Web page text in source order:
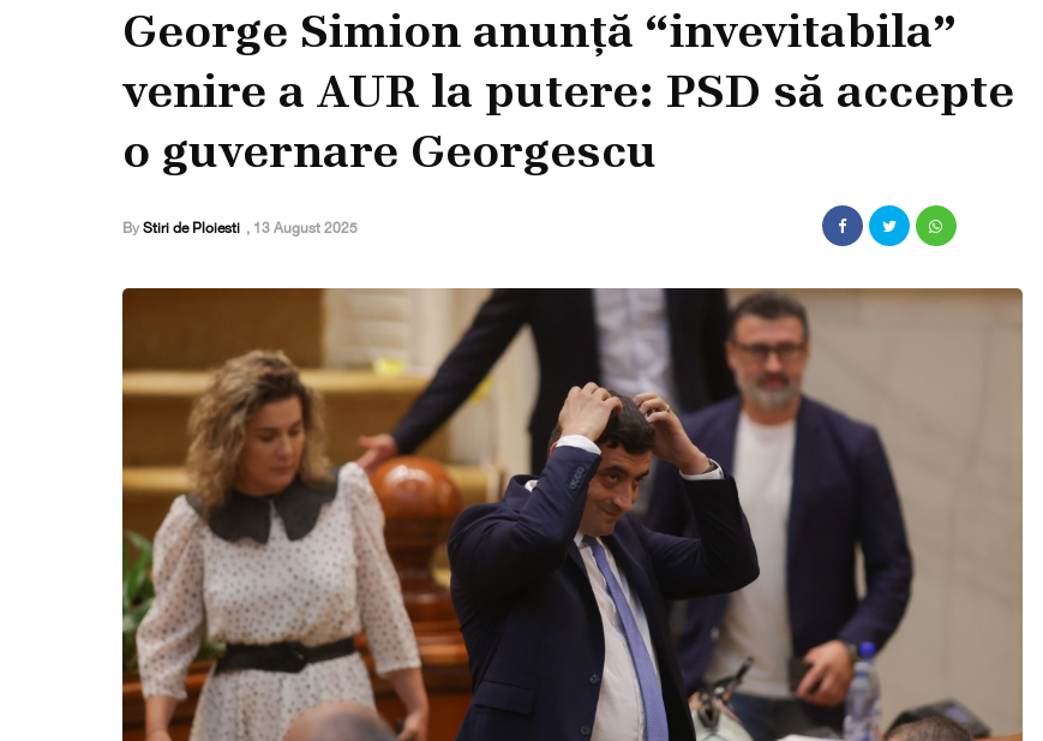
George Simion anunță “invevitabila”
venire a AUR la putere: PSD să accepte
o guvernare Georgescu
By Stiri de Ploiesti , 13 August 2025